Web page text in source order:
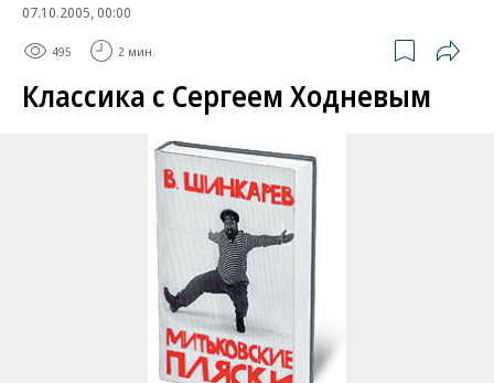
07.10.2005, 00:00
495 2 мин.
Классика с Сергеем Ходневым